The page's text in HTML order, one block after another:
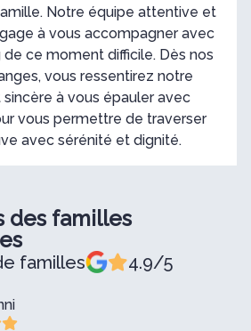
Notre équipe attentive et
à vous accompagner avec
ce moment difficile. Dès nos
vous ressentirez notre
à vous épauler avec
vous permettre de traverser
avec sérénité et dignité.
des familles
familles 4.9/5